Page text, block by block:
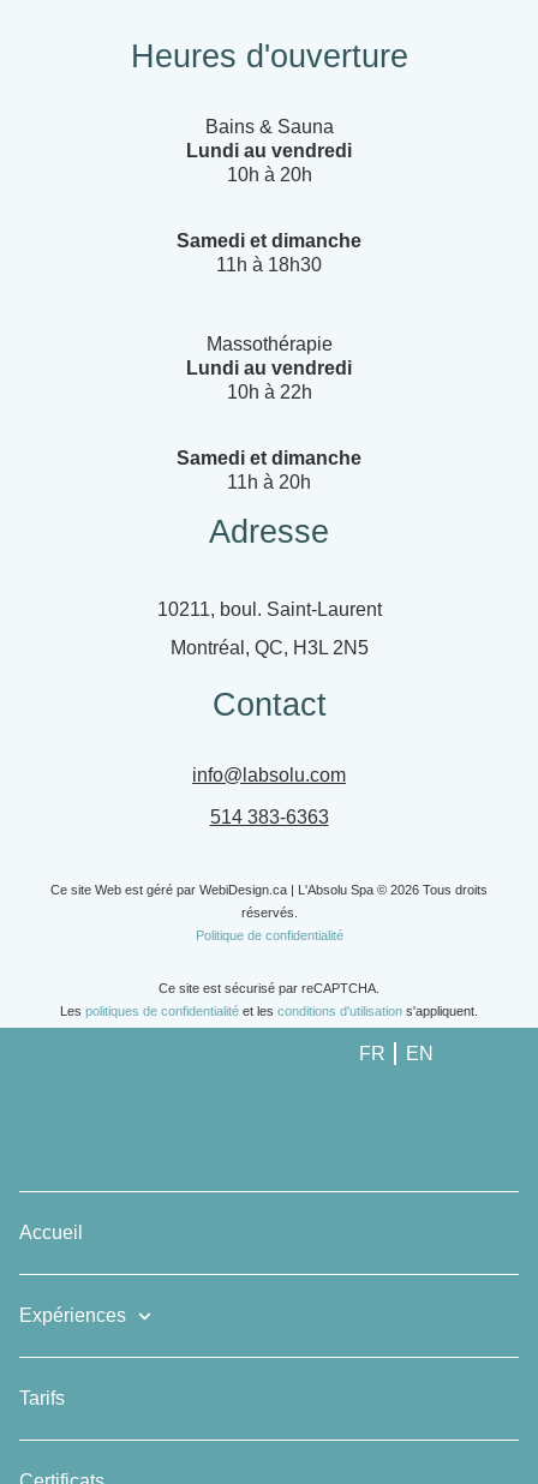
Heures d'ouverture
Bains & Sauna
Lundi au vendredi
10h à 20h
Samedi et dimanche
11h à 18h30
Massothérapie
Lundi au vendredi
10h à 22h
Samedi et dimanche
11h à 20h
Adresse
10211, boul. Saint-Laurent
Montréal, QC, H3L 2N5
Contact
info@labsolu.com
514 383-6363
Ce site Web est géré par WebiDesign.ca | L'Absolu Spa © 2026 Tous droits
réservés.
Politique de confidentialité
Ce site est sécurisé par reCAPTCHA.
Les politiques de confidentialité et les conditions d'utilisation s'appliquent.
FR EN
Accueil
Expériences
Tarifs